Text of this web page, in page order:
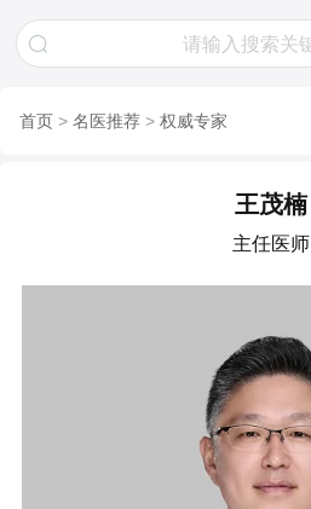
首页 > 名医推荐 > 权威专家
王茂楠
主任医师